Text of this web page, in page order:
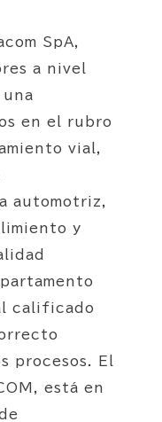
SpA,
a nivel
en el rubro
vial,
automotriz,
y
calificado
procesos. El
está en